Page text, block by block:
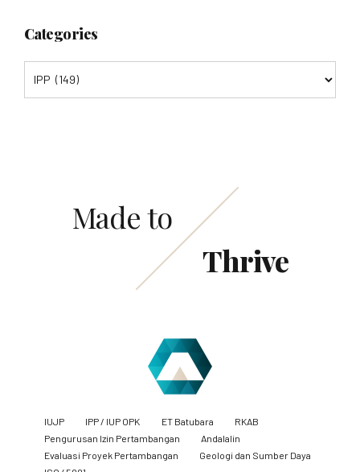
Categories
Made to
Thrive
IUJP IPP / IUP OPK ET Batubara
RKAB
Pengurusan Izin Pertambangan
Andalalin
Evaluasi Proyek Pertambangan
Geologi dan Sumber Daya